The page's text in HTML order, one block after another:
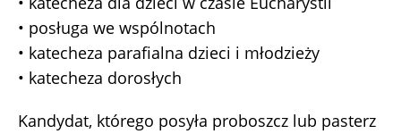
• posługa we wspólnotach
• katecheza parafialna dzieci i młodzieży
• katecheza dorosłych
Kandydat, którego posyła proboszcz lub pasterz